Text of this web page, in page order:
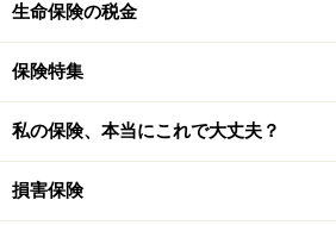
生命保険の税金
保険特集
私の保険、本当にこれで大丈夫？
損害保険